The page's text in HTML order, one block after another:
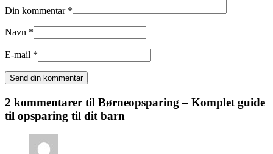
Din kommentar *
Navn *
E-mail *
2 kommentarer til Børneopsparing – Komplet guide
til opsparing til dit barn